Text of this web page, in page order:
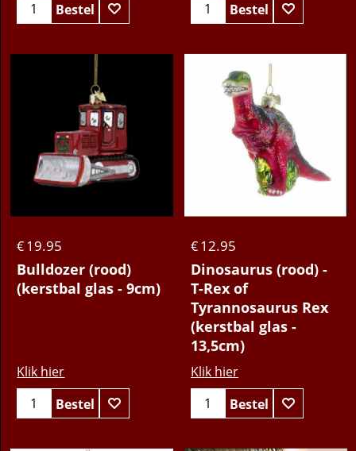
Bestel
Bestel
€19.95
Bulldozer (rood)
(kerstbal glas - 9cm)
Klik hier
Bestel
€12.95
Dinosaurus (rood) -
T-Rex of
Tyrannosaurus Rex
(kerstbal glas -
13,5cm)
Klik hier
Bestel